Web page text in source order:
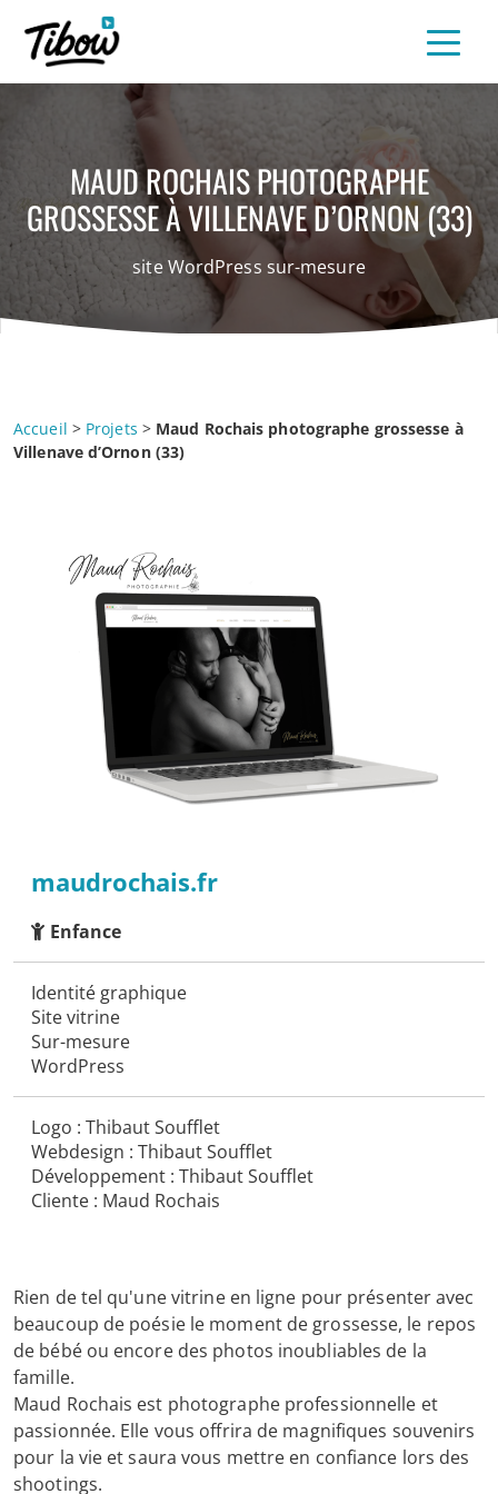
MAUD ROCHAIS PHOTOGRAPHE
GROSSESSE À VILLENAVE D’ORNON (33)
site WordPress sur-mesure
Accueil > Projets > Maud Rochais photographe grossesse à
Villenave d’Ornon (33)
maudrochais.fr
Enfance
Identité graphique
Site vitrine
Sur-mesure
WordPress
Logo : Thibaut Soufflet
Webdesign : Thibaut Soufflet
Développement : Thibaut Soufflet
Cliente : Maud Rochais
Rien de tel qu'une vitrine en ligne pour présenter avec
beaucoup de poésie le moment de grossesse, le repos
de bébé ou encore des photos inoubliables de la
famille.
Maud Rochais est photographe professionnelle et
passionnée. Elle vous offrira de magnifiques souvenirs
pour la vie et saura vous mettre en confiance lors des
shootings.